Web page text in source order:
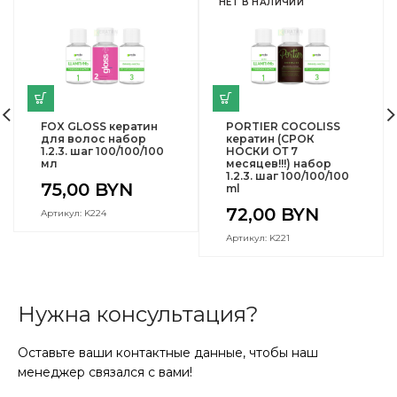
FOX GLOSS кератин
для волос набор
1.2.3. шаг 100/100/100
мл
75,00 BYN
Артикул: K224
PORTIER COCOLISS
кератин (СРОК
НОСКИ ОТ 7
месяцев!!!) набор
1.2.3. шаг 100/100/100
ml
72,00 BYN
Артикул: K221
Нужна консультация?
Оставьте ваши контактные данные, чтобы наш
менеджер связался с вами!